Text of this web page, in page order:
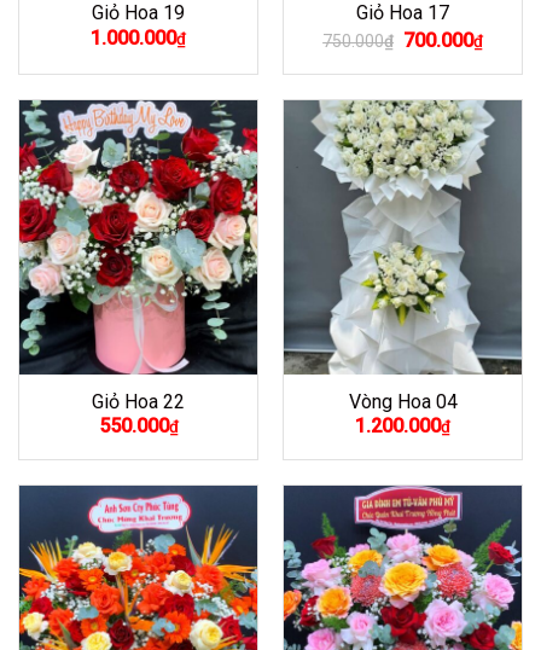
Giỏ Hoa 19
1.000.000₫
Giỏ Hoa 17
750.000₫ Giá
là:
750.000₫.
700.000₫Giá
hiện
tại
là:
Giỏ Hoa 22
550.000₫
Vòng Hoa 04
1.200.000₫